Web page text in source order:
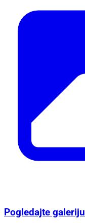
Pogledajte galeriju